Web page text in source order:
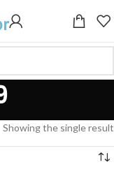
Showing the single result